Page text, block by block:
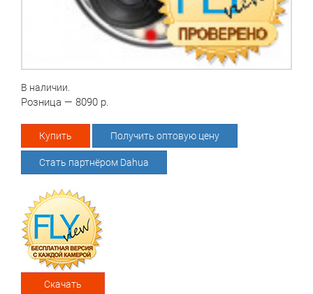
В наличии.
Розница — 8090 р.
Купить Получить оптовую цену
Стать партнёром Dahua
Скачать